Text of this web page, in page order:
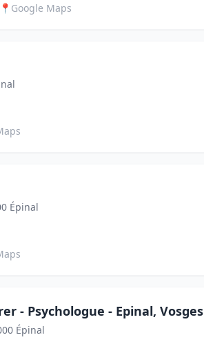
📍 Google Maps
Épinal
- Psychologue - Epinal, Vosges
Épinal